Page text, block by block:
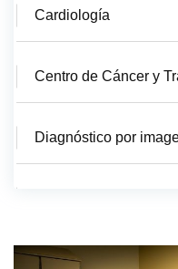
Cardiología
Centro de Cáncer y
Diagnóstico por
EMS/Ambulancia